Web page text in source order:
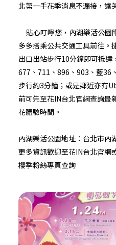
北第一手花季消息不漏接，讓
貼心叮嚀您，內湖樂活公園
多多搭乘公共交通工具前往。
出口出站步行10分鐘即可抵達
677、711、896、903、藍36
步行約3分鐘；或是鄰近亦有
前可先至花IN台北官網查詢最
花體驗時間。
內湖樂活公園地址：台北市內
更多資訊歡迎至花IN台北官網
櫻季粉絲專頁查詢